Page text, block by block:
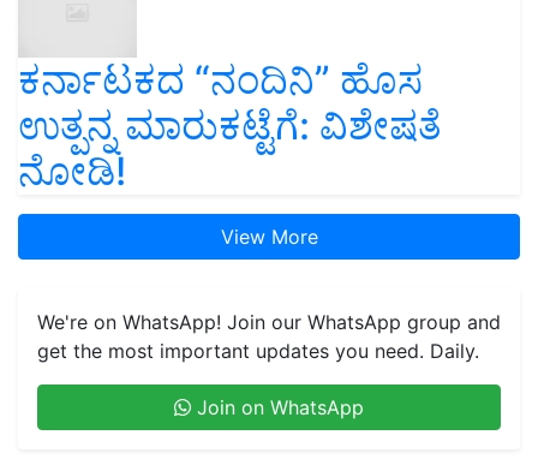
ಕರ್ನಾಟಕದ “ನಂದಿನಿ” ಹೊಸ
ಉತ್ಪನ್ನ ಮಾರುಕಟ್ಟೆಗೆ: ವಿಶೇಷತೆ
ನೋಡಿ!
View More
We're on WhatsApp! Join our WhatsApp group and
get the most important updates you need. Daily.
Join on WhatsApp